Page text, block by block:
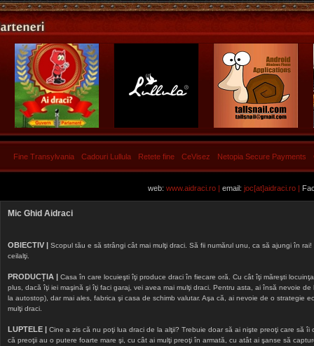
Fine Transylvania Cadouri Lullula Retete fine CeVisez Netopia Secure Payments
web: www.aidraci.ro | email: joc[at]aidraci.ro |
Mic Ghid Aidraci
OBIECTIV | Scopul tău e să strângi cât mai mulţi draci. Să fii numărul unu, ca să ajungi în
ceilalţi.
PRODUCȚIA | Casa în care locuieşti îţi produce draci în fiecare oră. Cu cât îţi măreşti
plus, dacă îţi iei maşină şi îţi faci garaj, vei avea mai mulţi draci. Pentru asta, ai însă nevoie
la autostop), dar mai ales, fabrica şi casa de schimb valutar. Aşa că, ai nevoie de o strategie
mulţi draci.
LUPTELE | Cine a zis că nu poţi lua draci de la alţii? Trebuie doar să ai nişte preoţi care să
că preoţii au o putere foarte mare şi, cu cât ai mulţi preoţi în armată, cu atât ai şanse să